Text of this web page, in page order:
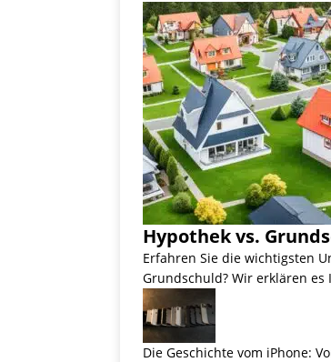
Hypothek vs.
Erfahren Sie die wichtigsten
Grundschuld? Wir erklären
Die Geschichte vom iPhone: